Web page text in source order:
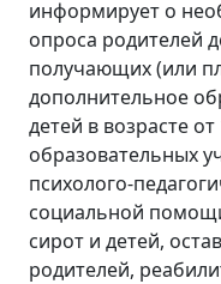
информирует о
опроса родителей
получающих (или
дополнительное
детей в возрасте
образовательных
психолого-
социальной
сирот и детей,
родителей,